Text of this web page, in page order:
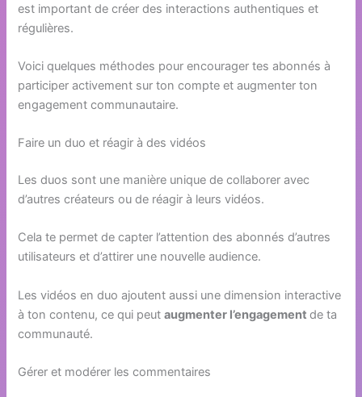
est important de créer des interactions authentiques et
régulières.
Voici quelques méthodes pour encourager tes abonnés à
participer activement sur ton compte et augmenter ton
engagement communautaire.
Faire un duo et réagir à des vidéos
Les duos sont une manière unique de collaborer avec
d’autres créateurs ou de réagir à leurs vidéos.
Cela te permet de capter l’attention des abonnés d’autres
utilisateurs et d’attirer une nouvelle audience.
Les vidéos en duo ajoutent aussi une dimension interactive
à ton contenu, ce qui peutaugmenter l’engagementde ta
communauté.
Gérer et modérer les commentaires